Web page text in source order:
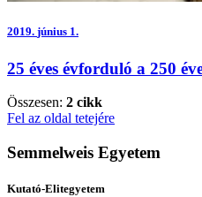
2019. június 1.
25 éves évforduló a 250
Összesen: 2 cikk
Fel az oldal tetejére
Semmelweis Egyetem
Kutató-Elitegyetem